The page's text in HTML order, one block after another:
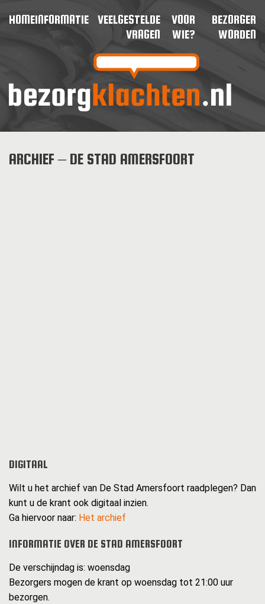
HOMEINFORMATIE
VEELGESTELDE
VRAGEN
VOOR
WIE?
BEZORGER
WORDEN
ARCHIEF – DE STAD AMERSFOORT
DIGITAAL
Wilt u het archief van De Stad Amersfoort raadplegen? Dan
kunt u de krant ook digitaal inzien.
Ga hiervoor naar: Het archief
INFORMATIE OVER DE STAD AMERSFOORT
De verschijndag is: woensdag
Bezorgers mogen de krant op woensdag tot 21:00 uur
bezorgen.